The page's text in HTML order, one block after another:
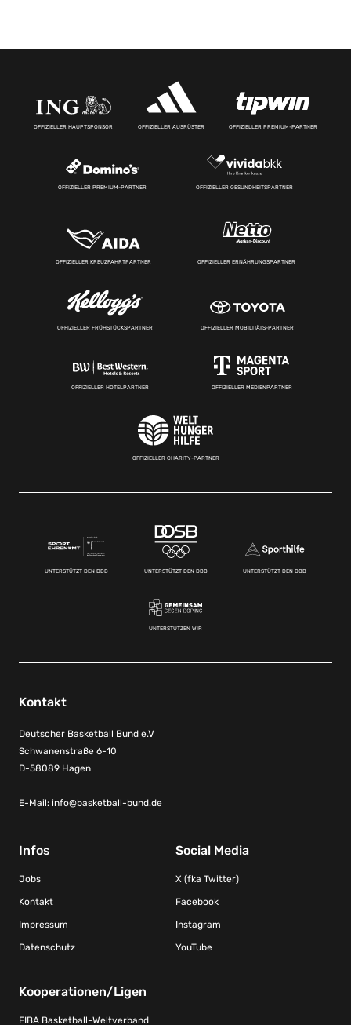
OFFIZIELLER HAUPTSPONSOR OFFIZIELLER AUSRÜSTER OFFIZIELLER PREMIUM-PARTNER
OFFIZIELLER PREMIUM-PARTNER OFFIZIELLER GESUNDHEITSPARTNER
OFFIZIELLER KREUZFAHRTPARTNER OFFIZIELLER ERNÄHRUNGSPARTNER
OFFIZIELLER FRÜHSTÜCKSPARTNER OFFIZIELLER MOBILITÄTS-PARTNER
OFFIZIELLER HOTELPARTNER OFFIZIELLER MEDIENPARTNER
OFFIZIELLER CHARITY-PARTNER
UNTERSTÜTZT DEN DBB UNTERSTÜTZT DEN DBB UNTERSTÜTZT DEN DBB
UNTERSTÜTZEN WIR
Kontakt
Deutscher Basketball Bund e.V
Schwanenstraße 6-10
D-58089 Hagen
E-Mail: info@basketball-bund.de
Infos
Jobs
Kontakt
Impressum
Datenschutz
Social Media
X (fka Twitter)
Facebook
Instagram
YouTube
Kooperationen/Ligen
FIBA Basketball-Weltverband